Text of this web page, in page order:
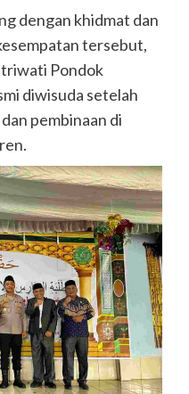
dengan khidmat dan
tersebut,
Pondok
diwisuda setelah
pembinaan di